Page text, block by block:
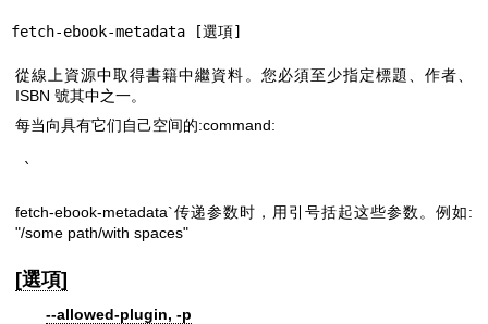
fetch-ebook-metadata [選項]
從線上資源中取得書籍中繼資料。您必須至少指定標題、作者、
ISBN 號其中之一。
每当向具有它们自己空间的:command:
`
fetch-ebook-metadata`传递参数时，用引号括起这些参数。例如:
"/some path/with spaces"
[選項]
--allowed-plugin, -p